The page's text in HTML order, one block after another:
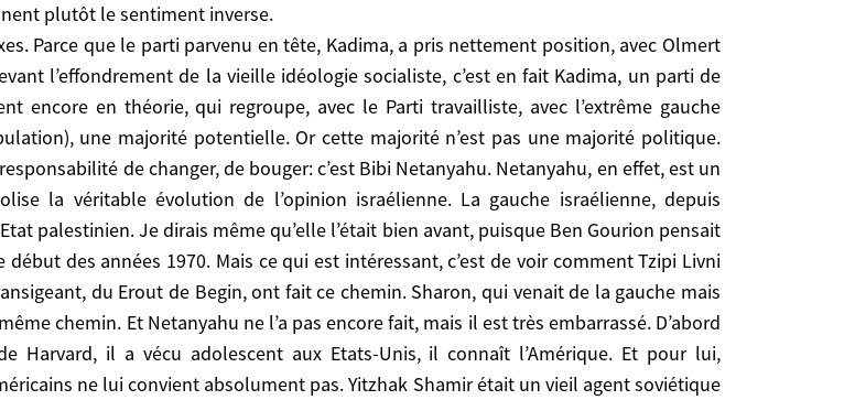
plutôt le sentiment inverse.
Parce que le parti parvenu en tête, Kadima, a pris nettement position, avec Olmert
l’effondrement de la vieille idéologie socialiste, c’est en fait Kadima, un parti de
encore en théorie, qui regroupe, avec le Parti travailliste, avec l’extrême gauche
une majorité potentielle. Or cette majorité n’est pas une majorité politique.
de changer, de bouger: c’est Bibi Netanyahu. Netanyahu, en effet, est un
la véritable évolution de l’opinion israélienne. La gauche israélienne, depuis
palestinien. Je dirais même qu’elle l’était bien avant, puisque Ben Gourion pensait
des années 1970. Mais ce qui est intéressant, c’est de voir comment Tzipi Livni
du Erout de Begin, ont fait ce chemin. Sharon, qui venait de la gauche mais
chemin. Et Netanyahu ne l’a pas encore fait, mais il est très embarrassé. D’abord
Harvard, il a vécu adolescent aux Etats-Unis, il connaît l’Amérique. Et pour lui,
ne lui convient absolument pas. Yitzhak Shamir était un vieil agent soviétique
Ben Gourion pensait qu’il fallait rendre ces territoires avant sa mort, donc dès le
comment Tzipi Livni et Ehud Olmert, qui viennent du cœur du nationalisme intransigeant,
mais qui ensuite a incarné l’esprit militaire israélien, avait fait ce même chemin. Et
parce qu’il est de culture américaine. Il a été diplômé de Harvard, il a vécu
le fait de faire un bras de fer avec les Américains ne lui convient
était revenu à ses amours pour Moscou à la fin de sa vie. Lui, les Américains, ça ne
de son père, qui est un homme influent, important, un intellectuel fanatique; de sa
son frère aîné, qui était dans les commandos israéliens, et qui est mort pour Israël. C’est
et n’est pas le général de Gaulle qui veut. Beaucoup de gens l’estiment en
un homme rationnel, ouvert. Je lui ai parlé une fois dans ma vie. Il était passionné
tiré son épingle du jeu entre ses deux grands voisins l’Indonésie et la Malaisie. C’est
la question palestinienne, mais elle n’est pas réaliste sans l’Etat palestinien. Il doit
par l’histoire. Parce que l’Etat d’Israël étant ce qu’il est ne va pas maintenant jouer
passe aussi – Hubert Védrine l’a très finement remarqué -, c’est une OPA amicale de la